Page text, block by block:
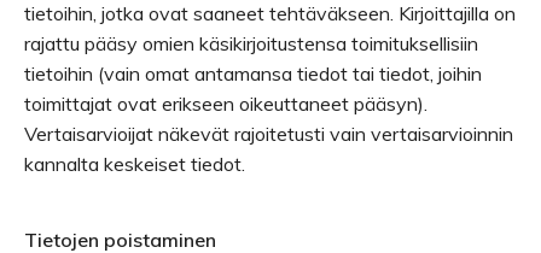
tietoihin, jotka ovat saaneet tehtäväkseen. Kirjoittajilla on
rajattu pääsy omien käsikirjoitustensa toimituksellisiin
tietoihin (vain omat antamansa tiedot tai tiedot, joihin
toimittajat ovat erikseen oikeuttaneet pääsyn).
Vertaisarvioijat näkevät rajoitetusti vain vertaisarvioinnin
kannalta keskeiset tiedot.
Tietojen poistaminen